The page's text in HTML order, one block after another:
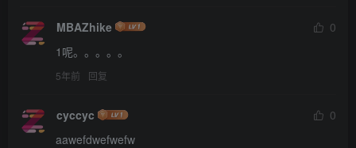
MBAZhike
0
1呢。。。。。
5年前 回复
cyccyc
0
aawefdwefwefw